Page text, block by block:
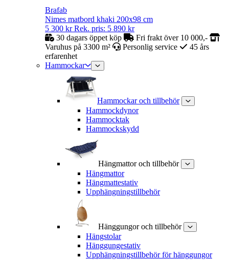
Brafab
Nimes matbord khaki 200x98 cm
5 300 kr Rek. pris: 5 890 kr
30 dagars öppet köp
Fri frakt över 10 000,-
Varuhus på 3300 m²
Personlig service
45 års
erfarenhet
Hammockar
Hammockar och tillbehör
Hammockdynor
Hammocktak
Hammockskydd
Hängmattor och tillbehör
Hängmattor
Hängmattestativ
Upphängningstillbehör
Hänggungor och tillbehör
Hängstolar
Hänggungestativ
Upphängningstillbehör för hänggungor